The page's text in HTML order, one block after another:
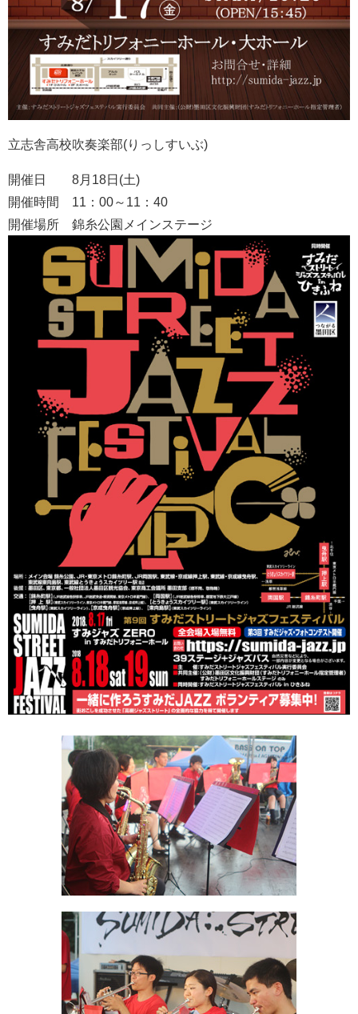
立志舎高校吹奏楽部(りっしすいぶ)
開催日 8月18日(土)
開催時間 11：00～11：40
開催場所 錦糸公園メインステージ